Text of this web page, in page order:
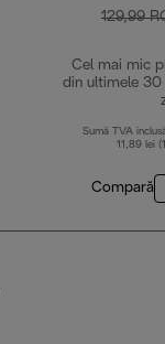
129,99
Cel mai mic
din ultimele 30
Sumă TVA
11,89 lei
Compară